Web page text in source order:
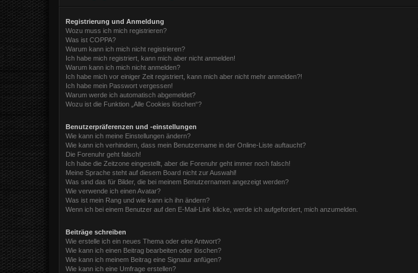
Registrierung und Anmeldung
Wozu muss ich mich registrieren?
Was ist COPPA?
Warum kann ich mich nicht registrieren?
Ich habe mich registriert, kann mich aber nicht anmelden!
Warum kann ich mich nicht anmelden?
Ich habe mich vor einiger Zeit registriert, kann mich aber nicht mehr anmelden?!
Ich habe mein Passwort vergessen!
Warum werde ich automatisch abgemeldet?
Wozu ist die Funktion „Alle Cookies löschen“?
Benutzerpräferenzen und -einstellungen
Wie kann ich meine Einstellungen ändern?
Wie kann ich verhindern, dass mein Benutzername in der Online-Liste auftaucht?
Die Forenuhr geht falsch!
Ich habe die Zeitzone eingestellt, aber die Forenuhr geht immer noch falsch!
Meine Sprache steht auf diesem Board nicht zur Auswahl!
Was sind das für Bilder, die bei meinem Benutzernamen angezeigt werden?
Wie verwende ich einen Avatar?
Was ist mein Rang und wie kann ich ihn ändern?
Wenn ich bei einem Benutzer auf den E-Mail-Link klicke, werde ich aufgefordert, mich anzumelden.
Beiträge schreiben
Wie erstelle ich ein neues Thema oder eine Antwort?
Wie kann ich einen Beitrag bearbeiten oder löschen?
Wie kann ich meinem Beitrag eine Signatur anfügen?
Wie kann ich eine Umfrage erstellen?